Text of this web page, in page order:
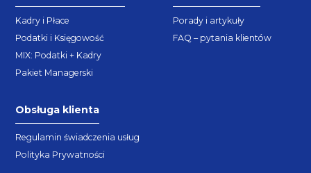
Kadry i Płace
Podatki i Księgowość
MIX: Podatki + Kadry
Pakiet Managerski
Porady i artykuły
FAQ – pytania klientów
Obsługa klienta
Regulamin świadczenia usług
Polityka Prywatności